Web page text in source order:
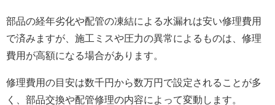
部品の経年劣化や配管の凍結による水漏れは安い修理費用
で済みますが、施工ミスや圧力の異常によるものは、修理
費用が高額になる場合があります。
修理費用の目安は数千円から数万円で設定されることが多
く、部品交換や配管修理の内容によって変動します。